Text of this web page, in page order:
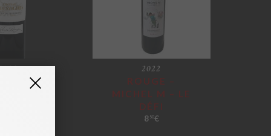
2022
ROUGE –
MICHEL M – LE
DÉFI
8 50€
×